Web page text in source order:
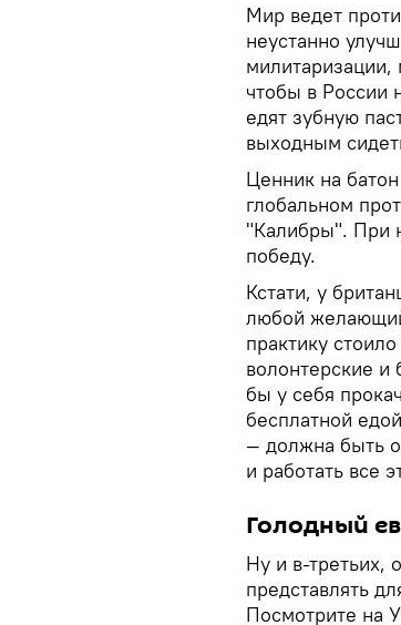
Мир ведет
неустанно
милитаризации,
чтобы в России
едят зубную
выходным
Ценник на
глобальном
"Калибры". При
победу.
Кстати, у
любой
практику
волонтерские и
бы у себя
бесплатной
— должна быть
и работать все
Голодный
Ну и в-третьих,
представлять
Посмотрите на